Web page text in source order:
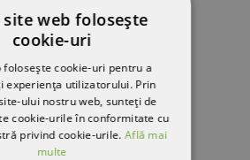
site web folosește
cookie-uri
folosește cookie-uri pentru a
experiența utilizatorului. Prin
ului nostru web, sunteți de
cookie-urile în conformitate cu
privind cookie-urile.Află mai
multe